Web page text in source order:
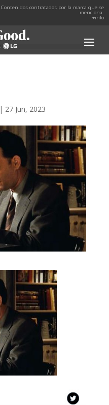
Contenidos contratados por la marca que se
menciona.
+info
| 27 Jun, 2023